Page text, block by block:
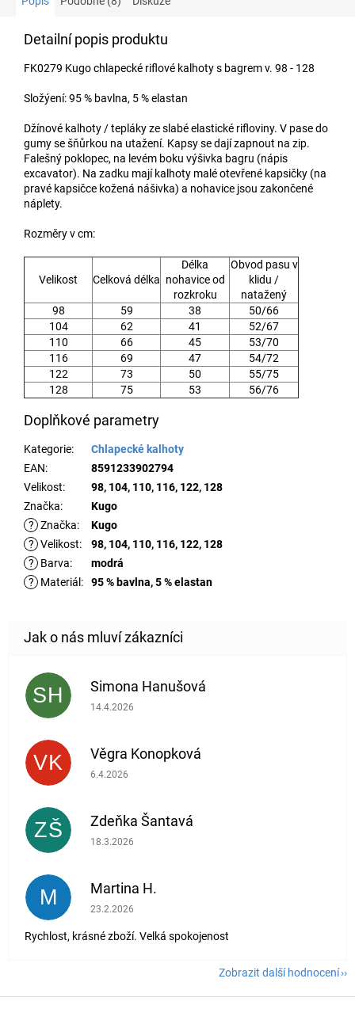
Detailní popis produktu
FK0279 Kugo chlapecké riflové kalhoty s bagrem v. 98 - 128
Složýení: 95 % bavlna, 5 % elastan
Džínové kalhoty / tepláky ze slabé elastické rifloviny. V pase do
gumy se šňůrkou na utažení. Kapsy se dají zapnout na zip.
Falešný poklopec, na levém boku výšivka bagru (nápis
excavator). Na zadku mají kalhoty malé otevřené kapsičky (na
pravé kapsičce kožená nášivka) a nohavice jsou zakončené
náplety.
Rozměry v cm:
Velikost Celková délka
Délka
nohavice od
rozkroku
Obvod pasu v
klidu /
natažený
98
59 38
50/66
104
62 41
52/67
110
66 45
53/70
116
69 47
54/72
122
73 50
55/75
128
75 53 56/76
Doplňkové parametry
Kategorie:
Chlapecké kalhoty
EAN:
8591233902794
Velikost:
98, 104, 110, 116, 122, 128
Značka:
Kugo
? Značka:
Kugo
? Velikost:
98, 104, 110, 116, 122, 128
?
Barva:
modrá
?
Materiál : 95 % bavlna, 5 % elastan
SH Simona Hanušová
Hodnocení obchodu je 5 z 5 hvězdiček.
14.4.2026
VK Věgra Konopková
Hodnocení obchodu je 5 z 5 hvězdiček.
6.4.2026
ZŠ Zdeňka Šantavá
Hodnocení obchodu je 5 z 5 hvězdiček.
18.3.2026
M Martina H.
Hodnocení obchodu je 5 z 5 hvězdiček.
23.2.2026
Rychlost, krásné zboží. Velká spokojenost
Zobrazit další hodnocení